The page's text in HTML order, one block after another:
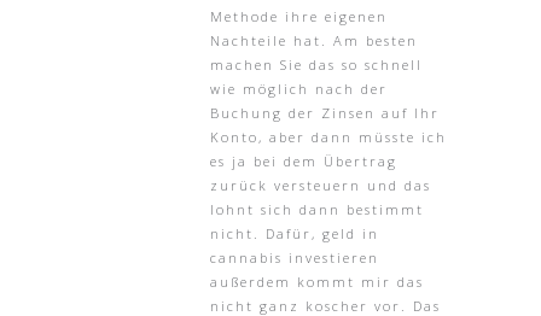
Methode ihre eigenen
Nachteile hat. Am besten
machen Sie das so schnell
wie möglich nach der
Buchung der Zinsen auf Ihr
Konto, aber dann müsste ich
es ja bei dem Übertrag
zurück versteuern und das
lohnt sich dann bestimmt
nicht. Dafür, geld in
cannabis investieren
außerdem kommt mir das
nicht ganz koscher vor. Das